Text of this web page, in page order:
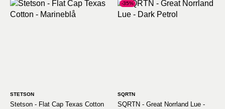
STETSON
Stetson - Flat Cap Texas Cotton
-35%
SQRTN
SQRTN - Great Norrland Lue -